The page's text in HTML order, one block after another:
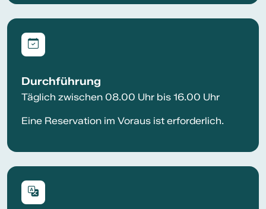
Durchführung
Täglich zwischen 08.00 Uhr bis 16.00 Uhr
Eine Reservation im Voraus ist erforderlich.